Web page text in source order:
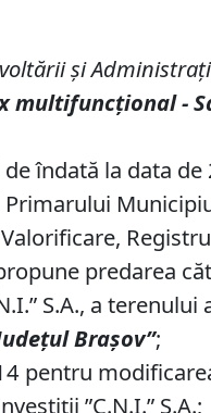
ăriiși Administraț
multifuncțional -
îndată la data
predarea
S.A., a
udețul Brașov”;
pentru
”C.N.I.” S.A.;